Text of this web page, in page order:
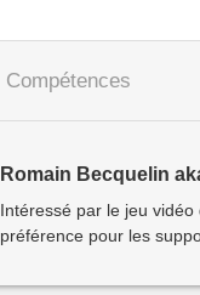
Compétences
Romain Becquelin
Intéressé par le jeu
préférence pour les